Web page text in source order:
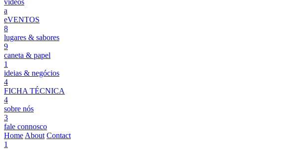
vídeos
a
eVENTOS
8
lugares & sabores
9
caneta & papel
1
ideias & negócios
4
FICHA TÉCNICA
4
sobre nós
3
fale connosco
Home About Contact
1